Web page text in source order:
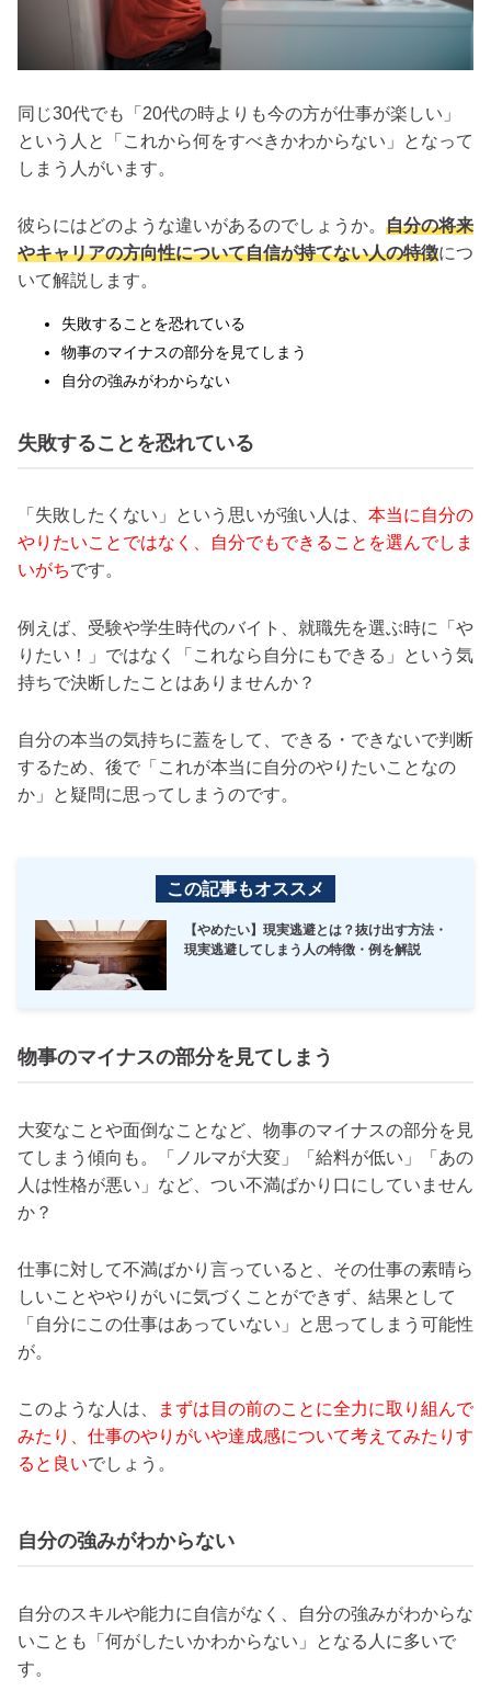
同じ30代でも「20代の時よりも今の方が仕事が楽しい」
という人と「これから何をすべきかわからない」となって
しまう人がいます。
彼らにはどのような違いがあるのでしょうか。 自分の将来
やキャリアの方向性について自信が持てない人の特徴につ
いて解説します。
失敗することを恐れている
物事のマイナスの部分を見てしまう
自分の強みがわからない
失敗することを恐れている
「失敗したくない」という思いが強い人は、 本当に自分の
やりたいことではなく、自分でもできることを選んでしま
いがちです。
例えば、受験や学生時代のバイト、就職先を選ぶ時に「や
りたい！」ではなく「これなら自分にもできる」という気
持ちで決断したことはありませんか？
自分の本当の気持ちに蓋をして、できる・できないで判断
するため、後で「これが本当に自分のやりたいことなの
か」と疑問に思ってしまうのです。
この記事もオススメ
【やめたい】現実逃避とは？抜け出す方法・
現実逃避してしまう人の特徴・例を解説
物事のマイナスの部分を見てしまう
大変なことや面倒なことなど、物事のマイナスの部分を見
てしまう傾向も。「ノルマが大変」「給料が低い」「あの
人は性格が悪い」など、つい不満ばかり口にしていません
か？
仕事に対して不満ばかり言っていると、その仕事の素晴ら
しいことややりがいに気づくことができず、結果として
「自分にこの仕事はあっていない」と思ってしまう可能性
が。
このような人は、
まずは目の前のことに全力に取り組んで
みたり、仕事のやりがいや達成感について考えてみたりす
ると良いでしょう。
自分の強みがわからない
自分のスキルや能力に自信がなく、自分の強みがわからな
いことも「何がしたいかわからない」となる人に多いで
す。